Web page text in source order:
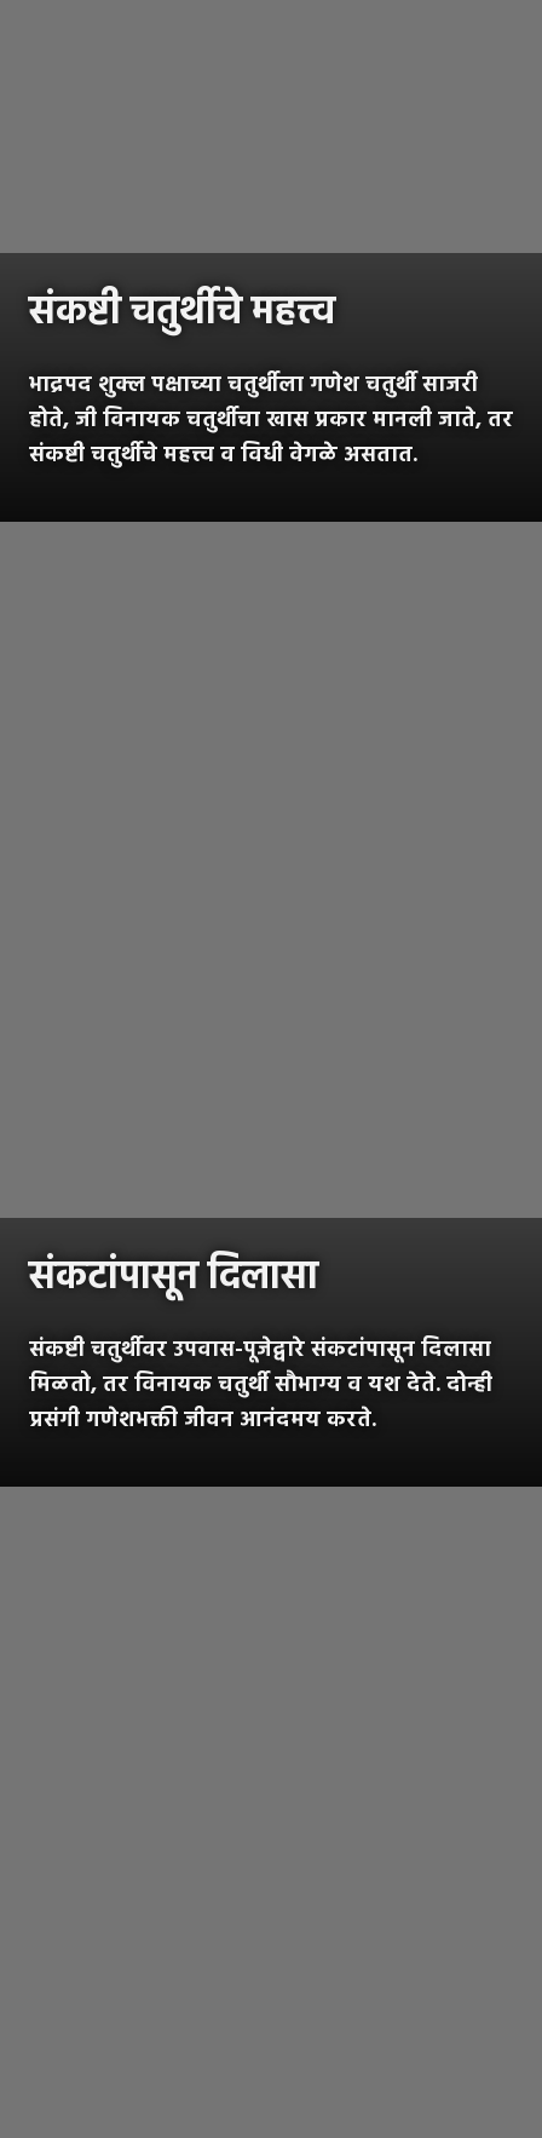
संकष्टी चतुर्थीचे महत्त्व
भाद्रपद शुक्ल पक्षाच्या चतुर्थीला गणेश चतुर्थी साजरी
होते, जी विनायक चतुर्थीचा खास प्रकार मानली जाते, तर
संकष्टी चतुर्थीचे महत्त्व व विधी वेगळे असतात.
संकटांपासून दिलासा
संकष्टी चतुर्थीवर उपवास-पूजेद्वारे संकटांपासून दिलासा
मिळतो, तर विनायक चतुर्थी सौभाग्य व यश देते. दोन्ही
प्रसंगी गणेशभक्ती जीवन आनंदमय करते.